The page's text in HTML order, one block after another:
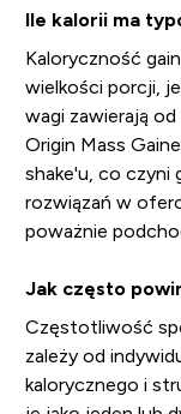
Ile kalorii ma
Kaloryczność
wielkości porcji,
wagi zawierają
Origin Mass
shake'u, co czyni
rozwiązań w
poważnie
Jak często
Częstotliwość
zależy od
kalorycznego i